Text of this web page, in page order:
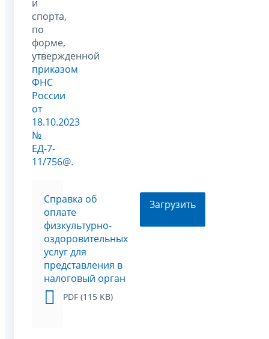
и
спорта,
по
форме,
утвержденной
приказом
ФНС
России
от
18.10.2023
№
ЕД-7-
11/756@.
Справка об
оплате
физкультурно-
оздоровительных
услуг для
представления в
налоговый орган
PDF (115 KB)
Загрузить